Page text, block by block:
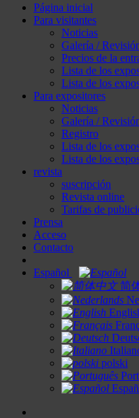
Página inicial
Para visitantes
Noticias
Galería /
Precios de la
Lista de los
Lista de los
Para expositores
Noticias
Galería /
Registro
Lista de los
Lista de los
revista
suscripción
Revista online
Tarifas de
Prensa
Acceso
Contacto
Español
简
polski